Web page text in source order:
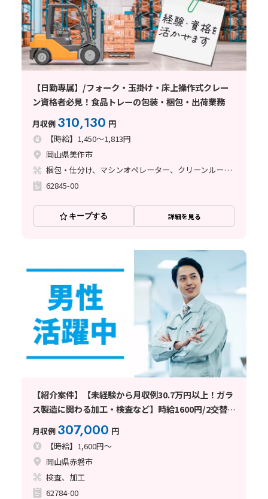
【日勤専属】/フォーク・玉掛け・床上操作式クレー
ン資格者必見！食品トレーの包装・梱包・出荷業務
月収例 310,130 円
【時給】1,450～1,813円
岡山県美作市
梱包・仕分け、マシンオペレーター、クリーンルーム、フォークリフト、玉掛け・クレーン
62845-00
キープする 詳細を見る
【紹介案件】【未経験から月収例30.7万円以上！ガラ
ス製造に関わる加工・検査など】時給1600円/2交替/
岡山県赤磐市釣井/土日祝休み/残業少なめ/即入寮OK/
年間最大72円の定着祝金で実質寮費
月収例 307,000 円
【時給】1,600円～
岡山県赤磐市
検査、加工
62784-00